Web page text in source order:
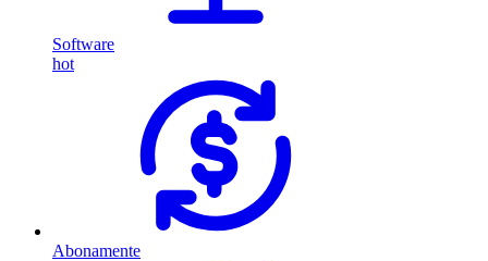
Software
hot
Abonamente